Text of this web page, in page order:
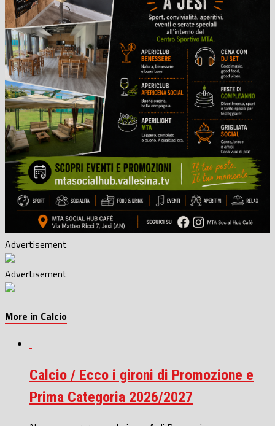
Advertisement
Advertisement
More in Calcio
Calcio / Ecco i gironi di Promozione e
Prima Categoria 2026/2027